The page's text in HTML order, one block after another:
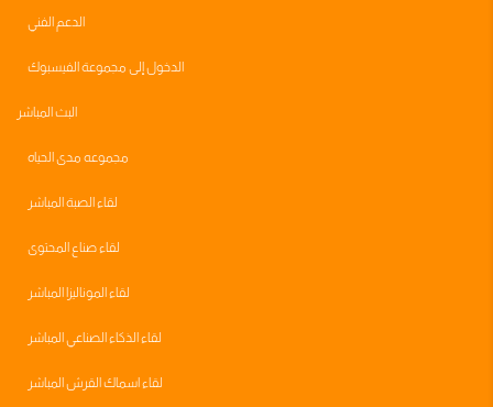
الدعم الفني
الدخول إلى مجموعة الفيسبوك
البث المباشر
مجموعه مدى الحياه
لقاء الصبة المباشر
لقاء صناع المحتوى
لقاء الموناليزا المباشر
لقاء الذكاء الصناعي المباشر
لقاء اسماك القرش المباشر